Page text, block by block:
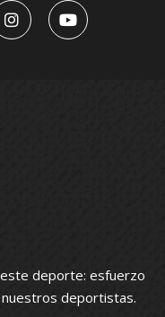
deporte: esfuerzo
deportistas.